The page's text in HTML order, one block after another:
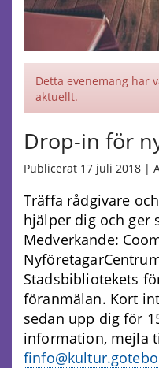
Detta evenemang har
aktuellt.
Drop-in för
Publicerat 17 juli 2018 |
Träffa rådgivare
hjälper dig och ger
Medverkande:
Stadsbibliotekets
föranmälan. Kort
sedan upp dig för
information, mejla